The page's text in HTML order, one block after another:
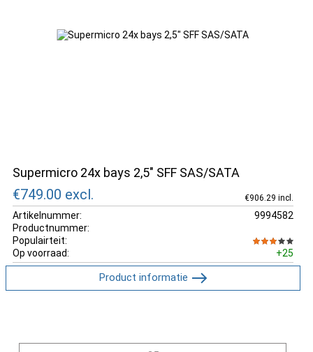
Supermicro 24x bays 2,5" SFF SAS/SATA
€749.00 excl. €906.29 incl.
Artikelnummer:
9994582
Productnummer:
Populairteit:
Op voorraad:
+25
Product informatie